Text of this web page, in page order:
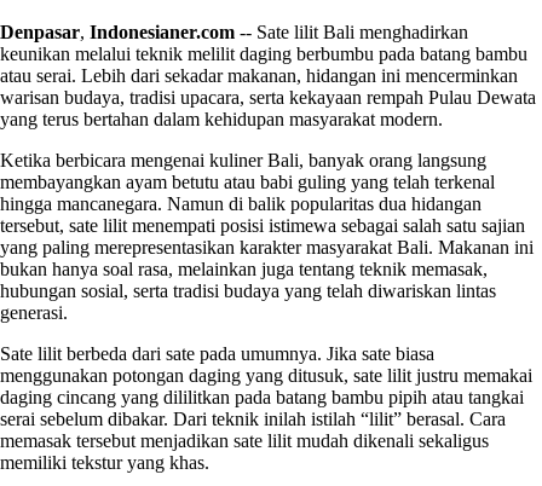
Denpasar, Indonesianer.com -- Sate lilit Bali menghadirkan
keunikan melalui teknik melilit daging berbumbu pada batang bambu
atau serai. Lebih dari sekadar makanan, hidangan ini mencerminkan
warisan budaya, tradisi upacara, serta kekayaan rempah Pulau Dewata
yang terus bertahan dalam kehidupan masyarakat modern.
Ketika berbicara mengenai kuliner Bali, banyak orang langsung
membayangkan ayam betutu atau babi guling yang telah terkenal
hingga mancanegara. Namun di balik popularitas dua hidangan
tersebut, sate lilit menempati posisi istimewa sebagai salah satu sajian
yang paling merepresentasikan karakter masyarakat Bali. Makanan ini
bukan hanya soal rasa, melainkan juga tentang teknik memasak,
hubungan sosial, serta tradisi budaya yang telah diwariskan lintas
generasi.
Sate lilit berbeda dari sate pada umumnya. Jika sate biasa
menggunakan potongan daging yang ditusuk, sate lilit justru memakai
daging cincang yang dililitkan pada batang bambu pipih atau tangkai
serai sebelum dibakar. Dari teknik inilah istilah “lilit” berasal. Cara
memasak tersebut menjadikan sate lilit mudah dikenali sekaligus
memiliki tekstur yang khas.